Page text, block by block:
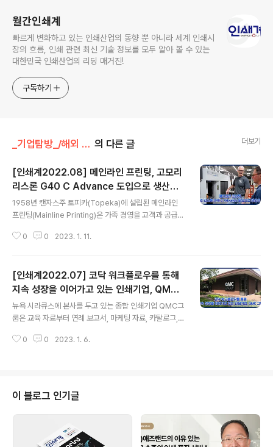
월간인쇄계
빠르게 변화하고 있는 인쇄산업의 동향 뿐 아니라 세계 인쇄시
장의 흐름, 인쇄 관련 최신 기술 정보를 모두 알아 볼 수 있는
대한민국 인쇄산업의 리딩 매거진!
구독하기
_기업탐방_/해외 장비 도입 사례 의 다른 글 더보기
[인쇄계2022.08] 메인라인 프린팅, 고모리
리스론 G40 C Advance 도입으로 생산성
증대 실현
1958년 캔자스주 토피카(Topeka)에 설립된 메인라인
프린팅(Mainline Printing)은 가족 경영을 고객과 공급업
한 성장을 이루었다. 고모리(KOMORI)는 완벽히 보완된
모리 6색 G40 코터 어드밴스(KOMORI Lithrone G40
C advance 6 color)는 메인라인 프린팅에서 도입한 5
번째 고모리 인쇄기이며, 패키징, 트레이딩 카드 그리고 상
업인쇄를 목적으로 도입했다. 일반 상업인쇄로 사업을 시
작한 메인라인 프린팅은 여러 부문을 발전시켜왔다. 지난
수년간 포장사업과 특수제품 사업을 위해 라벨 재단, 스태
0 0 2023. 1. 11.
[인쇄계2022.07] 코닥 워크플로우를 통해
지속 성장을 이어가고 있는 인쇄기업, QMC
그룹
뉴욕 시라큐스에 본사를 두고 있는 종합 인쇄기업 QMC그
룹은 교육 자료부터 연례 보고서, 마케팅 자료, 카탈로그,
인쇄물을 생산하면서 경쟁이 치열한 상업 인쇄시장에서 지
리 하나의 문화로 통합해야 할 필요성을 대두시키게 된다.
그 비장의 소스가 바로, 워크플로우이다. 거의 모든 산업분
야의 고객들에게 서비스를 제공하고 있는 QMC 그룹은 다
양한 인쇄 기술을 활용해서 각자 저만의 컬러와 프리프레
스 요건을 가지고 있는 종이와 합성물질, 플라스틱 등에 인
0 0 2023. 1. 6.
이 블로그 인기글